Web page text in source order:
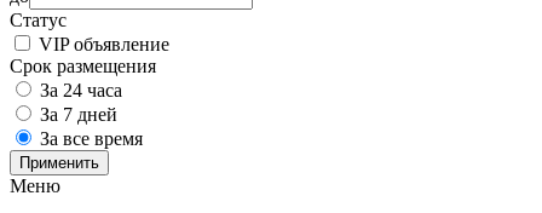
Статус
VIP объявление
Срок размещения
За 24 часа
За 7 дней
За все время
Применить
Меню